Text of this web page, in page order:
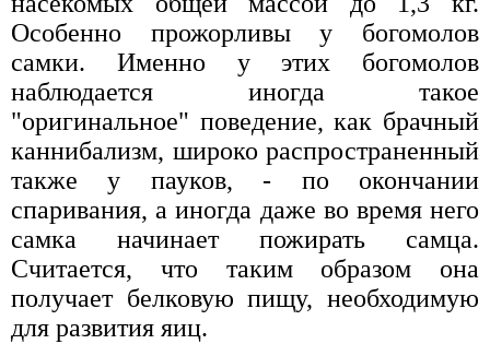
Особенно прожорливы у богомолов
самки. Именно у этих богомолов
наблюдается иногда такое
"оригинальное" поведение, как брачный
каннибализм, широко распространенный
также у пауков, - по окончании
спаривания, а иногда даже во время него
самка начинает пожирать самца.
Считается, что таким образом она
получает белковую пищу, необходимую
для развития яиц.